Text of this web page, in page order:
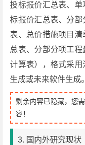
投标报价汇总表、
标报价汇总表、分
表、总价措施项目
总表、分部分项工
计算表），格式采
生成或未来软件生成。
剩余内容已隐藏，您
容！
3. 国内外研究现状